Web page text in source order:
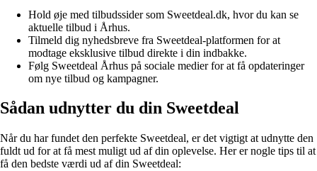
Hold øje med tilbudssider som Sweetdeal.dk, hvor du kan se
aktuelle tilbud i Århus.
Tilmeld dig nyhedsbreve fra Sweetdeal-platformen for at
modtage eksklusive tilbud direkte i din indbakke.
Følg Sweetdeal Århus på sociale medier for at få opdateringer
om nye tilbud og kampagner.
Sådan udnytter du din Sweetdeal
Når du har fundet den perfekte Sweetdeal, er det vigtigt at udnytte den
fuldt ud for at få mest muligt ud af din oplevelse. Her er nogle tips til at
få den bedste værdi ud af din Sweetdeal: